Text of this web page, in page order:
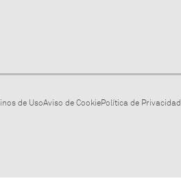
de UsoAviso de CookiePolítica de Privacidad